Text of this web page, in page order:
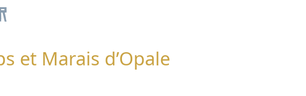
et Marais d’Opale